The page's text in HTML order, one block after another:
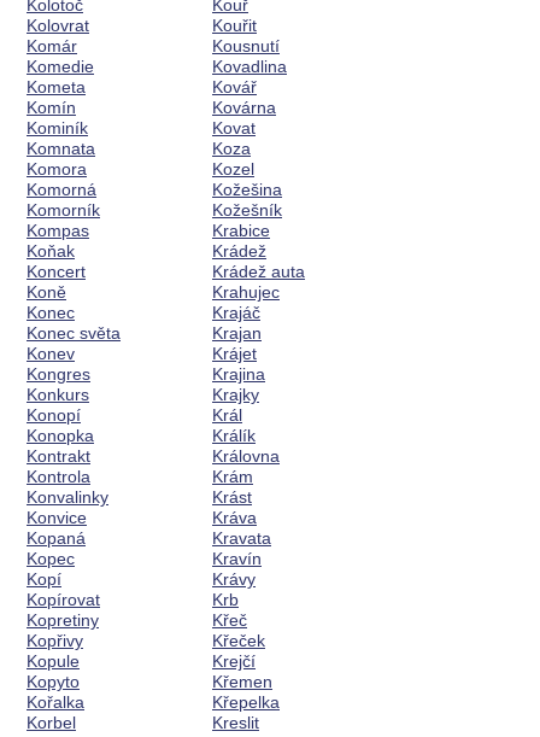
Kolotoč
Kolovrat
Komár
Komedie
Kometa
Komín
Kominík
Komnata
Komora
Komorná
Komorník
Kompas
Koňak
Koncert
Koně
Konec
Konec světa
Konev
Kongres
Konkurs
Konopí
Konopka
Kontrakt
Kontrola
Konvalinky
Konvice
Kopaná
Kopec
Kopí
Kopírovat
Kopretiny
Kopřivy
Kopule
Kopyto
Kořalka
Korbel
Kouř
Kouřit
Kousnutí
Kovadlina
Kovář
Kovárna
Kovat
Koza
Kozel
Kožešina
Kožešník
Krabice
Krádež
Krádež auta
Krahujec
Krajáč
Krajan
Krájet
Krajina
Krajky
Král
Králík
Královna
Krám
Krást
Kráva
Kravata
Kravín
Krávy
Krb
Křeč
Křeček
Krejčí
Křemen
Křepelka
Kreslit